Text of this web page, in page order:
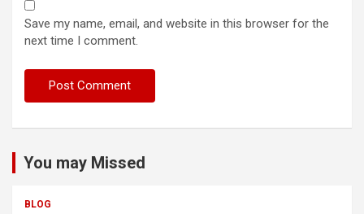
Save my name, email, and website in this browser for the
next time I comment.
You may Missed
BLOG